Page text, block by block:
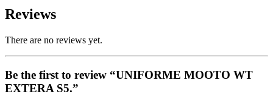
Reviews
There are no reviews yet.
Be the first to review “UNIFORME MOOTO WT
EXTERA S5.”